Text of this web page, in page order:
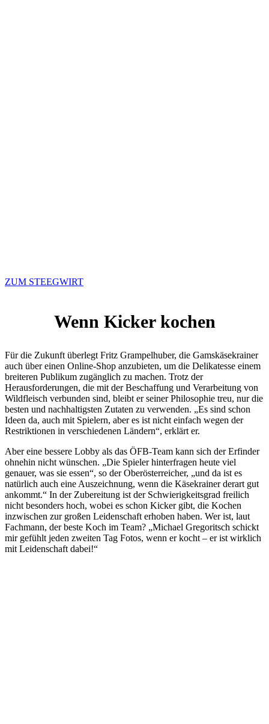
ZUM STEEGWIRT
Wenn Kicker kochen
Für die Zukunft überlegt Fritz Grampelhuber, die Gamskäsekrainer
auch über einen Online-Shop anzubieten, um die Delikatesse einem
breiteren Publikum zugänglich zu machen. Trotz der
Herausforderungen, die mit der Beschaffung und Verarbeitung von
Wildfleisch verbunden sind, bleibt er seiner Philosophie treu, nur die
besten und nachhaltigsten Zutaten zu verwenden. „Es sind schon
Ideen da, auch mit Spielern, aber es ist nicht einfach wegen der
Restriktionen in verschiedenen Ländern“, erklärt er.
Aber eine bessere Lobby als das ÖFB-Team kann sich der Erfinder
ohnehin nicht wünschen. „Die Spieler hinterfragen heute viel
genauer, was sie essen“, so der Oberösterreicher, „und da ist es
natürlich auch eine Auszeichnung, wenn die Käsekrainer derart gut
ankommt.“ In der Zubereitung ist der Schwierigkeitsgrad freilich
nicht besonders hoch, wobei es schon Kicker gibt, die Kochen
inzwischen zur großen Leidenschaft erhoben haben. Wer ist, laut
Fachmann, der beste Koch im Team? „Michael Gregoritsch schickt
mir gefühlt jeden zweiten Tag Fotos, wenn er kocht – er ist wirklich
mit Leidenschaft dabei!“